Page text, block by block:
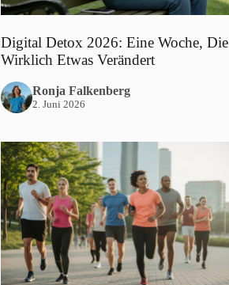
Digital Detox 2026: Eine Woche, Die
Wirklich Etwas Verändert
Ronja Falkenberg
2. Juni 2026